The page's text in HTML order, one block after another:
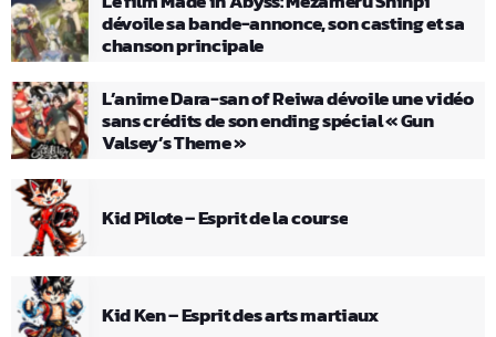
dévoile sa bande-annonce, son casting et sa
chanson principale
L’anime Dara-san of Reiwa dévoile une vidéo
sans crédits de son ending spécial « Gun
Valsey’s Theme »
Kid Pilote – Esprit de la course
Kid Ken – Esprit des arts martiaux